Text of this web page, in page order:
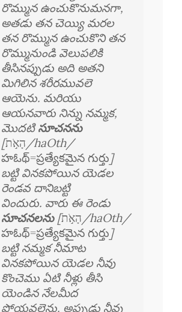
రొమ్మున ఉంచుకొనుమనగా,
అతడు తన చెయ్యి మరల
తన రొమ్మున ఉంచుకొని తన
రొమ్మునుండి వెలుపలికి
తీసినప్పుడు అది అతని
మిగిలిన శరీరమువలె
ఆయెను. మరియు
ఆయనవారు నిన్ను నమ్మక,
మొదటిసూచనను
[הָאֹ֣ת/haOth/
హఓథ్=ప్రత్యేకమైన గుర్తు]
బట్టి వినకపోయిన యెడల
రెండవ దానిబట్టి
విందురు. వారు ఈ రెండు
సూచనలను[הָאֹ֣ת/haOth/
హఓథ్=ప్రత్యేకమైన గుర్తు]
బట్టి నమ్మక నీమాట
వినకపోయిన యెడల నీవు
కొంచెము ఏటి నీళ్లు తీసి
యెండిన నేలమీద
పోయవలెను. అప్పుడు నీవు